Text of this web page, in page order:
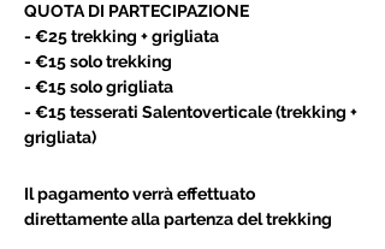
QUOTA DI PARTECIPAZIONE
- €25 trekking + grigliata
- €15 solo trekking
- €15 solo grigliata
- €15 tesserati Salentoverticale (trekking +
grigliata)
Il pagamento verrà effettuato
direttamente alla partenza del trekking